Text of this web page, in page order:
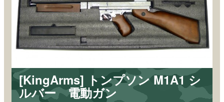
[KingArms] トンプソン M1A1 シ
ルバー 電動ガン